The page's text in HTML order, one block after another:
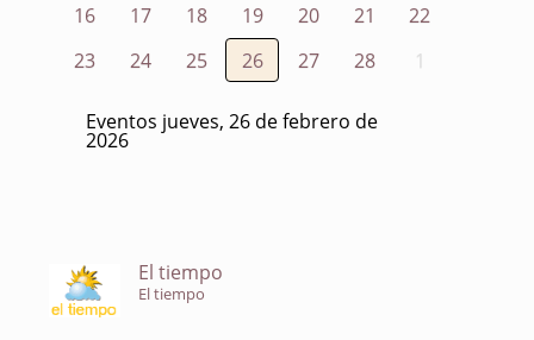
16
17 18 19 20 21
22
23
24 25 26 27 28 1
Eventos jueves, 26 de febrero de
2026
El tiempo
El tiempo